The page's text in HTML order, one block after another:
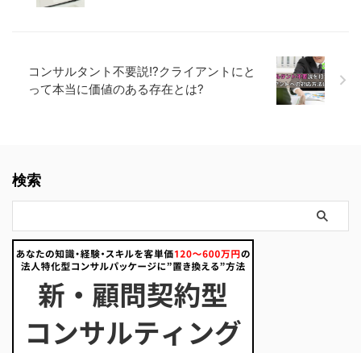
コンサルタント不要説!?クライアントにと
って本当に価値のある存在とは?
検索